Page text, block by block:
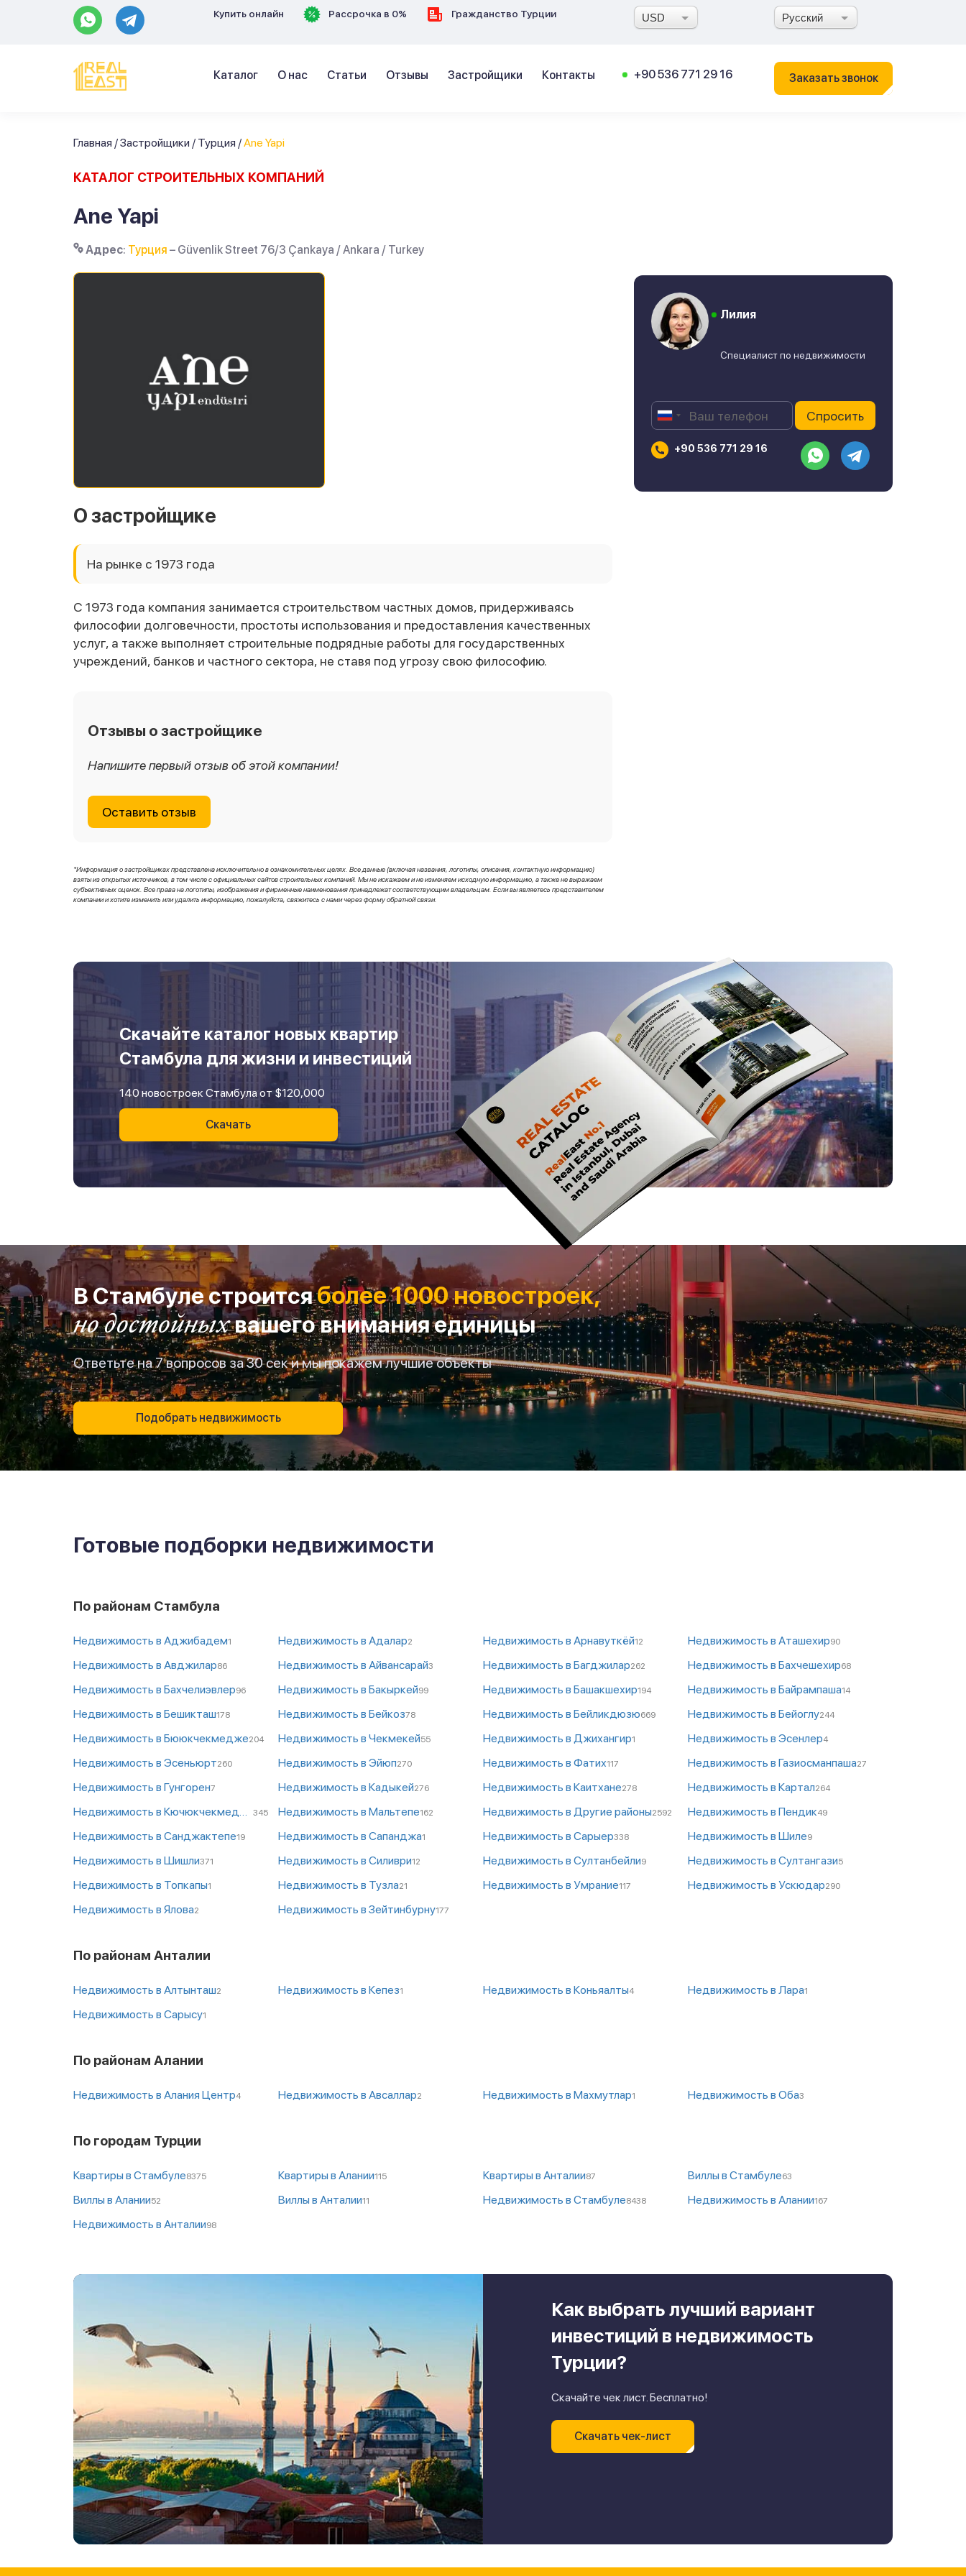
Купить онлайн Рассрочка в 0% Гражданство Турции USD Русский
Каталог О нас Статьи Отзывы Застройщики Контакты +90 536 771 29 16 Заказать звонок
Главная /Застройщики / Турция /Ane Yapi
КАТАЛОГ СТРОИТЕЛЬНЫХ КОМПАНИЙ
Ane Yapi
Адрес: Турция – Güvenlik Street 76/3 Çankaya / Ankara / Turkey
О застройщике
На рынке с 1973 года
С 1973 года компания занимается строительством частных домов, придерживаясь
философии долговечности, простоты использования и предоставления качественных
услуг, а также выполняет строительные подрядные работы для государственных
учреждений, банков и частного сектора, не ставя под угрозу свою философию.
Отзывы о застройщике
Напишите первый отзыв об этой компании!
Оставить отзыв
*Информация о застройщиках представлена исключительно в ознакомительных целях. Все данные (включая названия, логотипы, описания, контактную информацию)
взяты из открытых источников, в том числе с официальных сайтов строительных компаний. Мы не искажаем и не изменяем исходную информацию, а также не выражаем
субъективных оценок. Все права на логотипы, изображения и фирменные наименования принадлежат соответствующим владельцам. Если вы являетесь представителем
компании и хотите изменить или удалить информацию, пожалуйста, свяжитесь с нами через форму обратной связи.
Лилия
Специалист по недвижимости
+90 536 771 29 16
Скачайте каталог новых квартир
Стамбула для жизни и инвестиций
140 новостроек Стамбула от $120,000
Скачать
В Стамбуле строитсяболее 1000 новостроек,
но достойныхвашего внимания единицы
Ответьте на 7 вопросов за 30 сек и мы покажем лучшие объекты
Подобрать недвижимость
Готовые подборки недвижимости
По районам Стамбула
Недвижимость в Аджибадем1 Недвижимость в Адалар2 Недвижимость в Арнавуткёй12 Недвижимость в Аташехир90
Недвижимость в Авджилар86 Недвижимость в Айвансарай3 Недвижимость в Багджилар262 Недвижимость в Бахчешехир68
Недвижимость в Бахчелиэвлер96 Недвижимость в Бакыркей99 Недвижимость в Башакшехир194 Недвижимость в Байрампаша14
Недвижимость в Бешикташ178 Недвижимость в Бейкоз78 Недвижимость в Бейликдюзю669 Недвижимость в Бейоглу244
Недвижимость в Бююкчекмедже204 Недвижимость в Чекмекей55 Недвижимость в Джихангир1 Недвижимость в Эсенлер4
Недвижимость в Эсеньюрт260 Недвижимость в Эйюп270 Недвижимость в Фатих117 Недвижимость в Газиосманпаша27
Недвижимость в Гунгорен7 Недвижимость в Кадыкей276 Недвижимость в Каитхане278 Недвижимость в Картал264
Недвижимость в Кючюкчекмедже 345 Недвижимость в Мальтепе162 Недвижимость в Другие районы2592 Недвижимость в Пендик49
Недвижимость в Санджактепе19 Недвижимость в Сапанджа1 Недвижимость в Сарыер338 Недвижимость в Шиле9
Недвижимость в Шишли371 Недвижимость в Силиври12 Недвижимость в Султанбейли9 Недвижимость в Султангази5
Недвижимость в Топкапы1 Недвижимость в Тузла21 Недвижимость в Умрание117 Недвижимость в Ускюдар290
Недвижимость в Ялова2 Недвижимость в Зейтинбурну177
По районам Анталии
Недвижимость в Алтынташ2 Недвижимость в Кепез1 Недвижимость в Коньяалты4 Недвижимость в Лара1
Недвижимость в Сарысу1
По районам Алании
Недвижимость в Алания Центр4 Недвижимость в Авсаллар2 Недвижимость в Махмутлар1 Недвижимость в Оба3
По городам Турции
Квартиры в Стамбуле8375 Квартиры в Алании115 Квартиры в Анталии87 Виллы в Стамбуле63
Виллы в Алании52 Виллы в Анталии11 Недвижимость в Стамбуле8438 Недвижимость в Алании167
Недвижимость в Анталии98
Как выбрать лучший вариант
инвестиций в недвижимость
Турции?
Скачайте чек лист. Бесплатно!
Скачать чек-лист